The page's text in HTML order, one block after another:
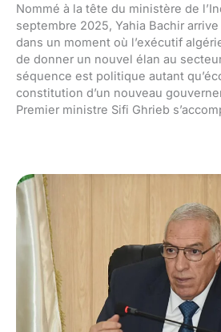
Nommé à la tête du ministère de
septembre 2025, Yahia Bachir
dans un moment où l’exécutif
de donner un nouvel élan au
séquence est politique autant
constitution d’un nouveau
Premier ministre Sifi Ghrieb